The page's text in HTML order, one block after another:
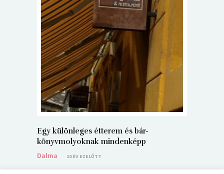
Egy különleges étterem és bár-
könyvmolyoknak mindenképp
Dalma
10 ÉV EZELŐTT